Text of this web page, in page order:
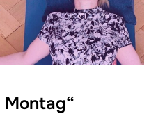
Montag“